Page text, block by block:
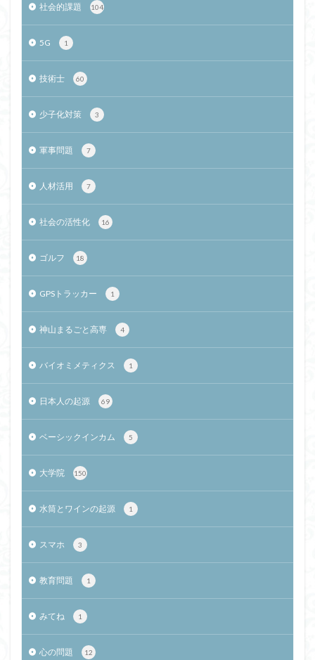
社会的課題 104
5G 1
技術士 60
少子化対策 3
軍事問題 7
人材活用 7
社会の活性化 16
ゴルフ 18
GPSトラッカー 1
神山まるごと高専 4
バイオミメティクス 1
日本人の起源 69
ベーシックインカム 5
大学院 150
水筒とワインの起源 1
スマホ 3
教育問題 1
みてね 1
心の問題 12